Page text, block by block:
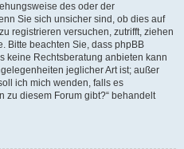
des oder der
Sie sich unsicher sind, ob dies auf
registrieren versuchen, zutrifft, ziehen
Bitte beachten Sie, dass phpBB
keine Rechtsberatung anbieten kann
jeglicher Art ist; außer
ich mich wenden, falls es
zu diesem Forum gibt?“ behandelt